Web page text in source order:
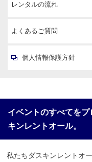
レンタルの流れ
よくあるご質問
個人情報保護方針
イベントのすべてを
キンレントオール。
私たちダスキンレントオ